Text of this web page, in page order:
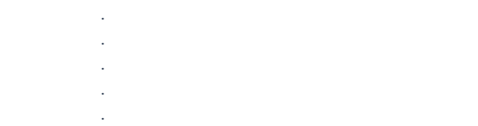
.
.
.
.
.